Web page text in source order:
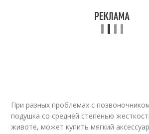
При разных проблемах с
подушка со средней степенью
животе, может купить мягкий